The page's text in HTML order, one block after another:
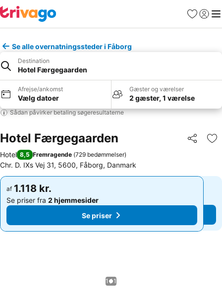
Favoritter
Log ind
Se alle overnatningssteder i Fåborg
Destination
Hotel Færgegaarden
Afrejse/ankomst
Vælg datoer
Gæster og værelser
2 gæster, 1 værelse
Sådan påvirker betaling søgeresultaterne
Hotel Færgegaarden Del
Hotel 8,5 Fremragende (729 bedømmelser)
Chr. D. IXs Vej 31, 5600, Fåborg, Danmark
af 1.118 kr.
Se priser fra 2 hjemmesider
Se priser
af 1.118 kr.
Se priser fra 2 hjemmesider
Se priser
1 / 1